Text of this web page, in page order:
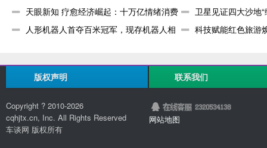
面相
理相关
天眼新知 疗愈经济崛起：十万亿情绪消费
市场的
卫星见证四大沙地
企业超
人形机器人首夺百米冠军，现存机器人相
科技赋能红色旅游
版权声明
Copyright ? 2010-2026
cqhjtx.cn, Inc. All Rights Reserved
车谈网 版权所有
联系我们
网站地图